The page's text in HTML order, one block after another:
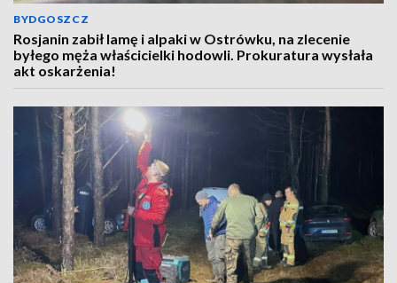
BYDGOSZCZ
Rosjanin zabił lamę i alpaki w Ostrówku, na zlecenie
byłego męża właścicielki hodowli. Prokuratura wysłała
akt oskarżenia!